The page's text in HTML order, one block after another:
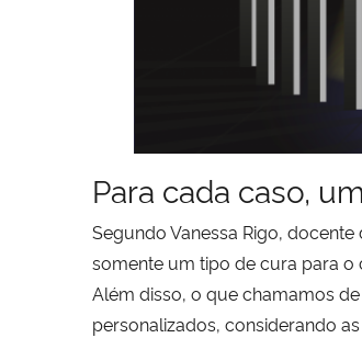
Para cada caso,
Segundo Vanessa Rigo,
somente um tipo de cura para o
Além disso, o que chamamos
personalizados, considerando